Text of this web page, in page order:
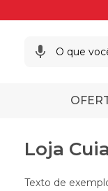
Loja
Texto de